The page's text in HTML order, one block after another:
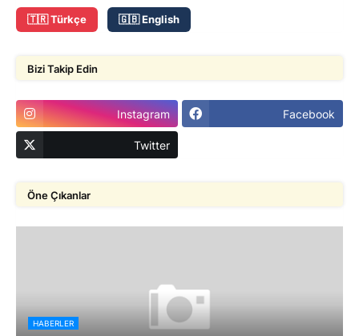
🇹🇷 Türkçe 🇬🇧 English
Bizi Takip Edin
Instagram Facebook
Twitter
Öne Çıkanlar
HABERLER